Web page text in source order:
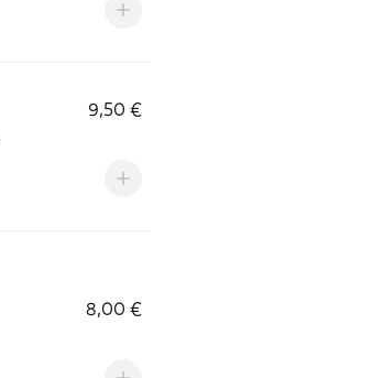
9,50 €
8,00 €